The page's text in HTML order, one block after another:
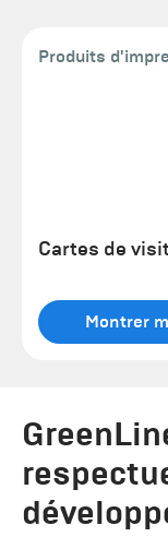
Produits
Cartes de
Montrer